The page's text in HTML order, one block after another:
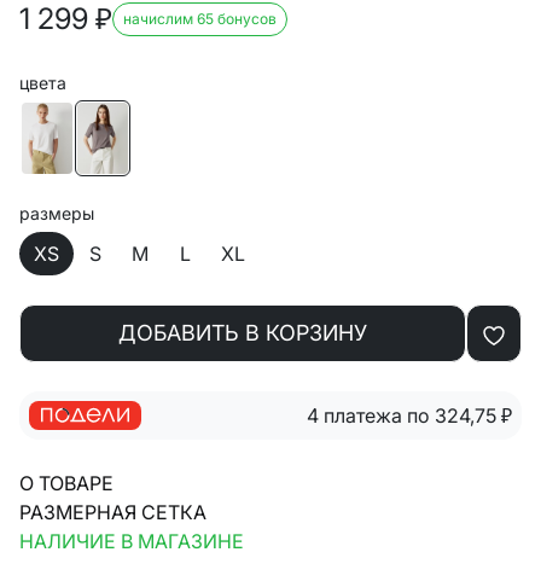
1 299 ₽ начислим 65 бонусов
цвета
размеры
XS S M L XL
ДОБАВИТЬ В КОРЗИНУ
4 платежа по 324,75 ₽
О ТОВАРЕ
РАЗМЕРНАЯ СЕТКА
НАЛИЧИЕ В МАГАЗИНЕ